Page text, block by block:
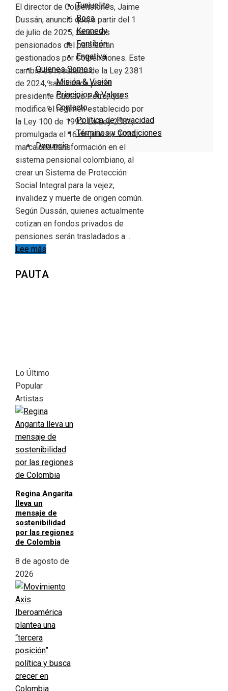
Tunjuelito
Bosa
Kennedy
Fontibón
Engativa
Quienes Somos
Misión & Visión
Principios & Valores
Contacto
Política de Privacidad
Términos y Condiciones
Denuncie
El director de Colpensiones, Jaime
Dussán, anunció que, a partir del 1
de julio de 2025, todos los
pensionados del país serán
gestionados por Colpensiones. Este
cambio es resultado de la Ley 2381
de 2024, sancionada por el
presidente Gustavo Petro, que
modifica el régimen establecido por
la Ley 100 de 1993. La Ley 2381,
promulgada el 16 de julio de 2024,
marca una transformación en el
sistema pensional colombiano, al
crear un Sistema de Protección
Social Integral para la vejez,
invalidez y muerte de origen común.
Según Dussán, quienes actualmente
cotizan en fondos privados de
pensiones serán trasladados a…
Lee más
PAUTA
Lo Último
Popular
Artistas
Regina Angarita
lleva un
mensaje de
sostenibilidad
por las regiones
de Colombia
8 de agosto de
2026